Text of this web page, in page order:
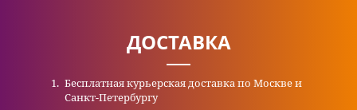
ДОСТАВКА
Бесплатная курьерская доставка по Москве и
Санкт-Петербургу